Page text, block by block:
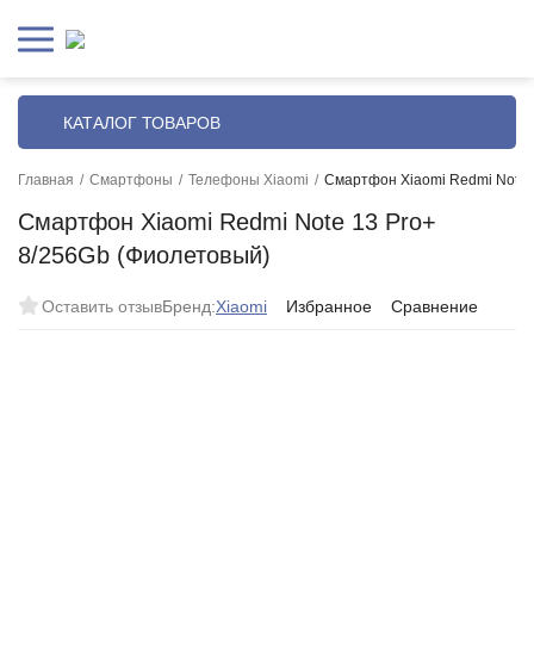
КАТАЛОГ ТОВАРОВ
Главная / Смартфоны / Телефоны Xiaomi / Смартфон Xiaomi Redmi Note
Смартфон Xiaomi Redmi Note 13 Pro+
8/256Gb (Фиолетовый)
Оставить отзывБренд:Xiaomi Избранное Сравнение